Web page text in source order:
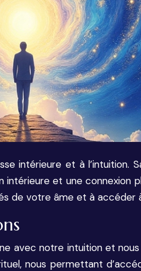
intérieure et à l’intuition.
intérieure et une
de votre âme et à accéder
avec notre intuition et
nous permettant